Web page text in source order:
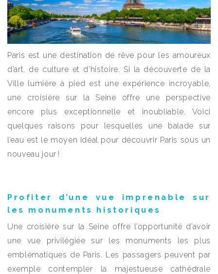
Paris est une destination de rêve pour les amoureux
d’art, de culture et d’histoire. Si la découverte de la
Ville lumière à pied est une expérience incroyable,
une croisière sur la Seine offre une perspective
encore plus exceptionnelle et inoubliable. Voici
quelques raisons pour lesquelles une balade sur
l’eau est le moyen idéal pour découvrir Paris sous un
nouveau jour !
Profiter d’une vue imprenable sur
les monuments historiques
Une croisière sur la Seine offre l’opportunité d’avoir
une vue privilégiée sur les monuments les plus
emblématiques de Paris. Les passagers peuvent par
exemple contempler la majestueuse cathédrale